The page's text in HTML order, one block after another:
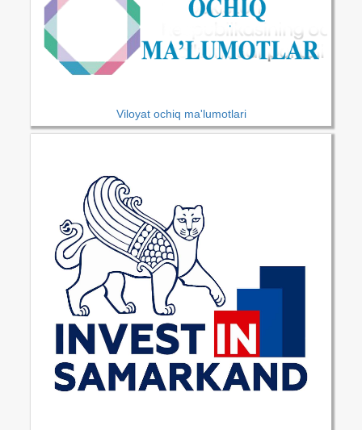
Viloyat ochiq ma'lumotlari